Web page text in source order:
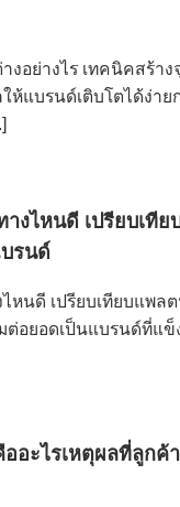
งอย่างไร เทคนิคสร้า
ห้แบรนด์เติบโตได้ง่าย
งไหนดี เปรียบเทีย
รนด์
หนดี เปรียบเทียบแพล
ต่อยอดเป็นแบรนด์ที่แข็
อะไรเหตุผลที่ลูกค้